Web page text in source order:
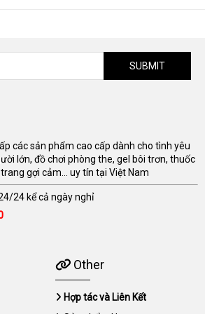
SUBMIT
các sản phẩm cao cấp dành cho tình yêu
lớn, đồ chơi phòng the, gel bôi trơn, thuốc
gợi cảm... uy tín tại Việt Nam
24 kể cả ngày nghỉ
Other
Hợp tác và Liên Kết